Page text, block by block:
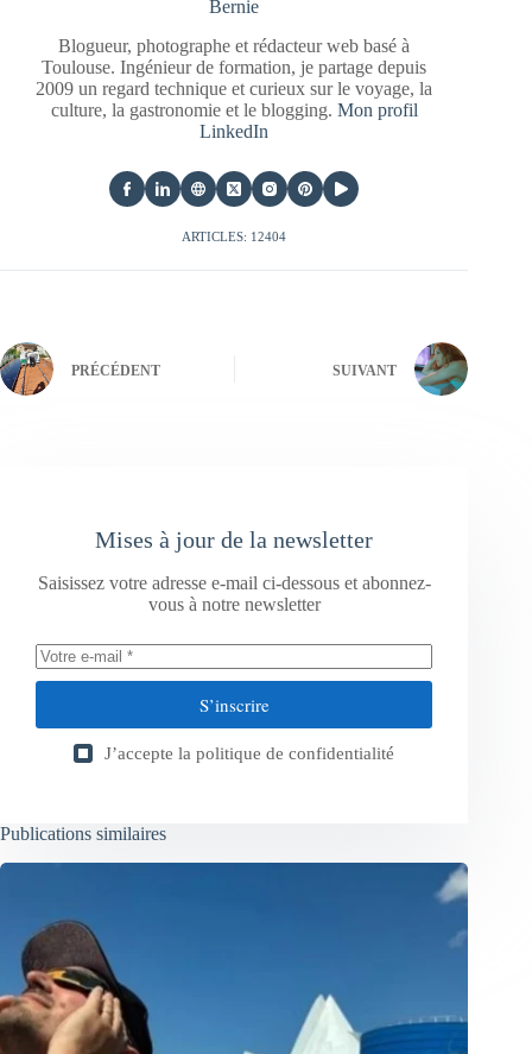
Bernie
Blogueur, photographe et rédacteur web basé à
Toulouse. Ingénieur de formation, je partage depuis
2009 un regard technique et curieux sur le voyage, la
culture, la gastronomie et le blogging. Mon profil
LinkedIn
ARTICLES: 12404
PRÉCÉDENT SUIVANT
Mises à jour de la newsletter
Saisissez votre adresse e-mail ci-dessous et abonnez-
vous à notre newsletter
S’inscrire
J’accepte la politique de confidentialité
Publications similaires